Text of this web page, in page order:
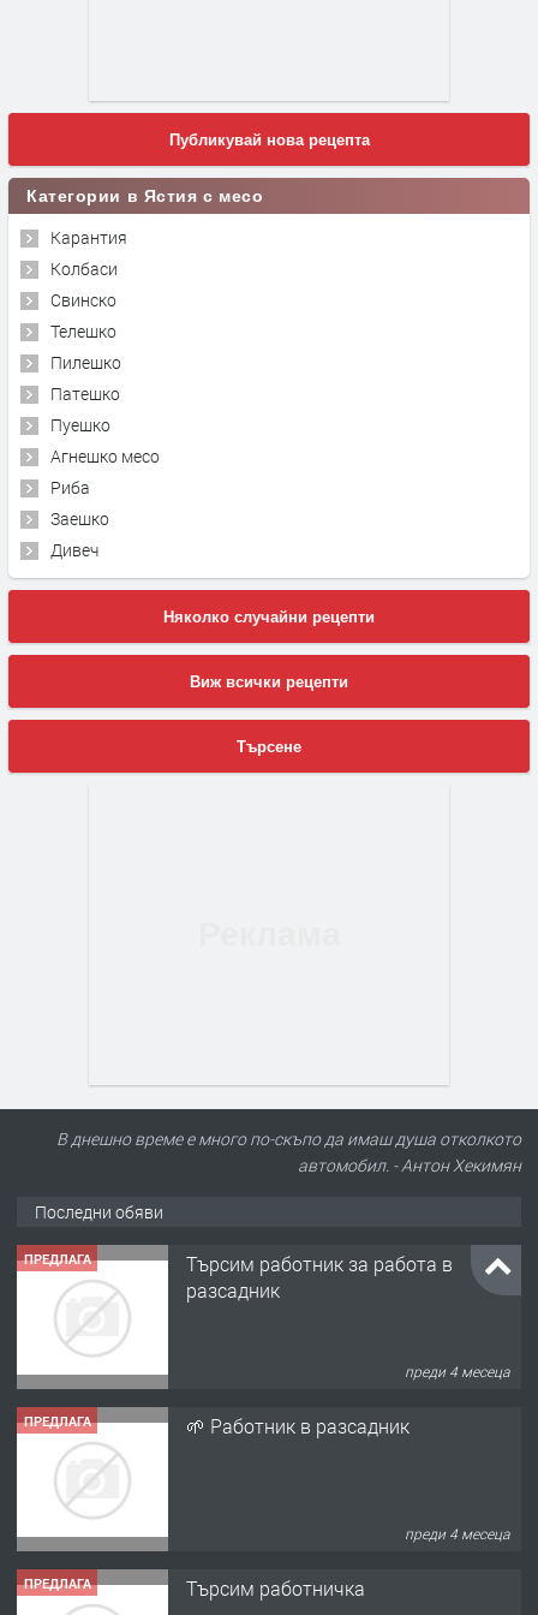
Публикувай нова рецепта
Категории в Ястия с месо
Карантия
Колбаси
Свинско
Телешко
Пилешко
Патешко
Пуешко
Агнешко месо
Риба
Заешко
Дивеч
Няколко случайни рецепти
Виж всички рецепти
Търсене
В днешно време е много по-скъпо да имаш душа отколкото
автомобил. - Антон Хекимян
Последни обяви
ПРЕДЛАГА
Търсим работник за работа в
преди 4 месеца
ПРЕДЛАГА
преди 4 месеца
ПРЕДЛАГА